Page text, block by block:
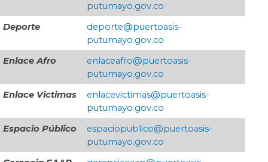
putumayo.gov.co
Deporte
deporte@puertoasis-
putumayo.gov.co
Enlace Afro
enlaceafro@puertoasis-
putumayo.gov.co
Enlace Victimas
enlacevictimas@puertoasis-
putumayo.gov.co
Espacio Público
espaciopublico@puertoasis-
putumayo.gov.co